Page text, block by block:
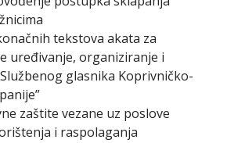
tekstova akata za
uređivanje, organiziranje i
glasnika Koprivničko-
zaštite vezane uz poslove
i raspolaganja